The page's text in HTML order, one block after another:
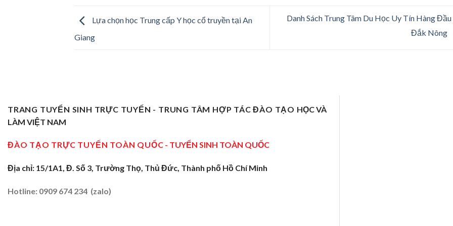
Lựa chọn học Trung cấp Y học cổ truyền tại An
Giang
Danh Sách Trung Tâm Du Học Uy Tín Hàng
Đắk Nông
TRANG TUYỂN SINH TRỰC TUYẾN - TRUNG TÂM HỢP TÁC ĐÀO TẠO HỌC VÀ
LÀM VIỆT NAM
ĐÀO TẠO TRỰC TUYẾN TOÀN QUỐC - TUYỂN SINH TOÀN QUỐC
Địa chỉ: 15/1A1, Đ. Số 3, Trường Thọ, Thủ Đức, Thành phố Hồ Chí Minh
Hotline: 0909 674 234 (zalo)